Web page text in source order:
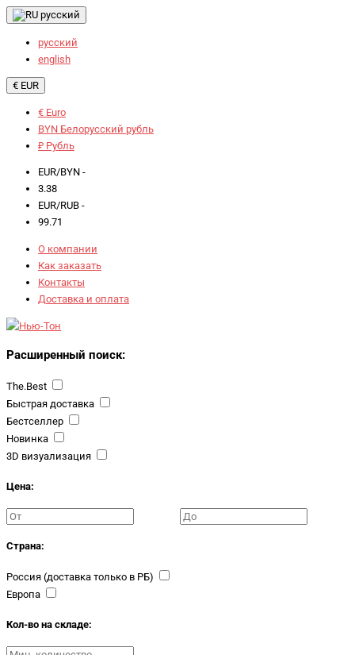
русский
русский
english
€ EUR
€ Euro
BYN Белорусский рубль
₽ Рубль
EUR/BYN -
3.38
EUR/RUB -
99.71
О компании
Как заказать
Контакты
Доставка и оплата
Расширенный поиск:
The.Best
Быстрая доставка
Бестселлер
Новинка
3D визуализация
Цена:
Страна:
Россия (доставка только в РБ)
Европа
Кол-во на складе: